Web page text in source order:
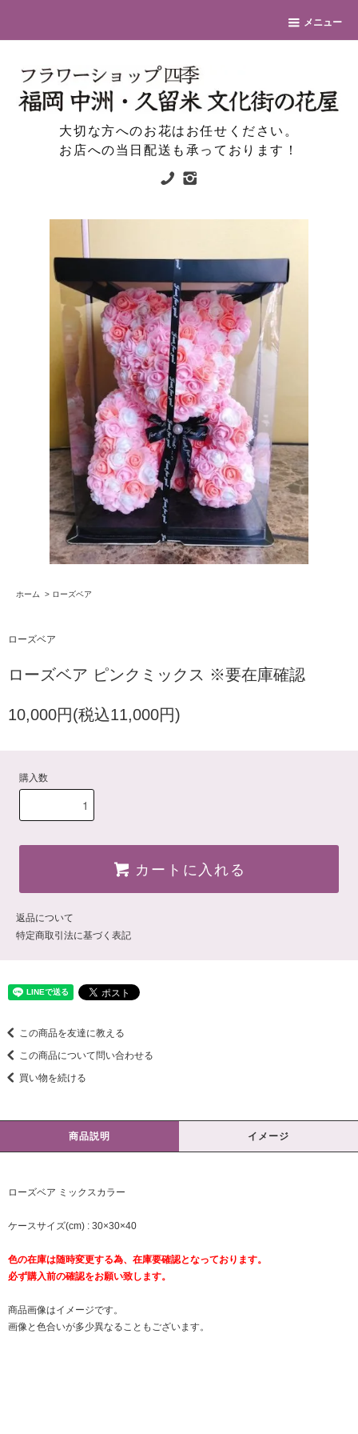
メニュー
大切な方へのお花はお任せください。
お店への当日配送も承っております！
ホーム > ローズベア
ローズベア
ローズベア ピンクミックス ※要在庫確認
10,000円(税込11,000円)
購入数
カートに入れる
返品について
特定商取引法に基づく表記
この商品を友達に教える
この商品について問い合わせる
買い物を続ける
商品説明 イメージ
ローズベア ミックスカラー
ケースサイズ(cm) : 30×30×40
色の在庫は随時変更する為、在庫要確認となっております。
必ず購入前の確認をお願い致します。
商品画像はイメージです。
画像と色合いが多少異なることもございます。